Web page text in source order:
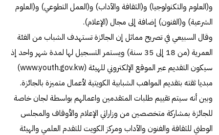
و(العلوم والتكنولوجيا) و(الثقافة والآداب) و(العمل التطوعي) و(العلوم
الشرعية) و(الفنون) إضافة إلى مجال (الإعلام).
وقال السبيعي في تصريح مماثل إن الجائزة تستهدف الشباب من الفئة
العمرية (من 18 إلى 35 سنة) ويستمر التسجيل لها لمدة شهر واحد إذ
سيكون التقديم عبر الموقع الإلكتروني للهيئة (www.youth.gov.kw)
مبديا ثقته بتقديم المواهب الشبابية الكويتية لأعمال متميزة بالجائزة.
وبين أنه سيتم تقييم طلبات المتقدمين واعمالهم بواسطة لجان خاصة
للجائزة بمشاركة متخصصين من وزاراتي الإعلام والأوقاف والمجلس
الوطني للثقافة والفنون والآداب ومركز الكويت للتقدم العلمي والهيئة